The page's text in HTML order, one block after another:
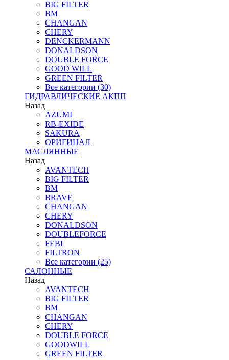
BIG FILTER
BM
CHANGAN
CHERY
DENCKERMANN
DONALDSON
DOUBLE FORCE
GOOD WILL
GREEN FILTER
Все категории (30)
ГИДРАВЛИЧЕСКИЕ АКПП
Назад
AZUMI
RB-EXIDE
SAKURA
ОРИГИНАЛ
МАСЛЯННЫЕ
Назад
AVANTECH
BIG FILTER
BM
BRAVE
CHANGAN
CHERY
DONALDSON
DOUBLEFORCE
FEBI
FILTRON
Все категории (25)
САЛОННЫЕ
Назад
AVANTECH
BIG FILTER
BM
CHANGAN
CHERY
DOUBLE FORCE
GOODWILL
GREEN FILTER